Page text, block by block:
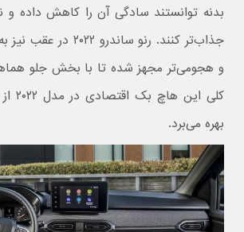
بدنه توانستند سادگی آن را کاهش داده و
جذاب‌تر کنند. رنو ساندرو
و هجومی‌تر مجهز شده تا با بخش جلو
کلی
بهره می‌برد.